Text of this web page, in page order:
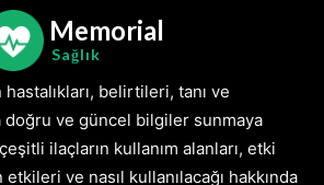
Memorial
Sağlık
hastalıkları, belirtileri, tanı ve
doğru ve güncel bilgiler sunmaya
ilaçların kullanım alanları, etki
ve nasıl kullanılacağı hakkında